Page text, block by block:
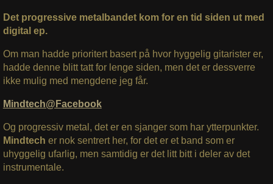
Det progressive metalbandet kom for en tid siden ut med
digital ep.
Om man hadde prioritert basert på hvor hyggelig gitarister er,
hadde denne blitt tatt for lenge siden, men det er dessverre
ikke mulig med mengdene jeg får.
Mindtech@Facebook
Og progressiv metal, det er en sjanger som har ytterpunkter.
Mindtech er nok sentrert her, for det er et band som er
uhyggelig ufarlig, men samtidig er det litt bitt i deler av det
instrumentale.